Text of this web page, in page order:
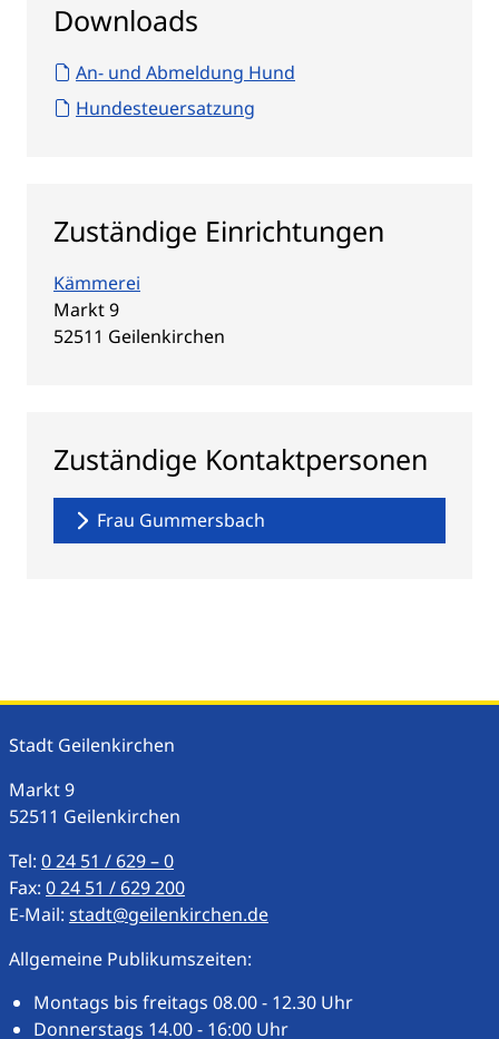
Downloads
An- und Abmeldung Hund
Hundesteuersatzung
Zuständige Einrichtungen
Kämmerei
Straße:
MarktHausnummer:
9
PLZ:
52511 Ort:
Geilenkirchen
Zuständige Kontaktpersonen
Frau Gummersbach
Stadt Geilenkirchen
Markt9
52511 Geilenkirchen
Tel: 0 24 51 / 629 – 0
Fax: 0 24 51 / 629 200
E-Mail: stadt@geilenkirchen.de
Allgemeine Publikumszeiten:
Montags bis freitags 08.00 - 12.30 Uhr
Donnerstags 14.00 - 16:00 Uhr